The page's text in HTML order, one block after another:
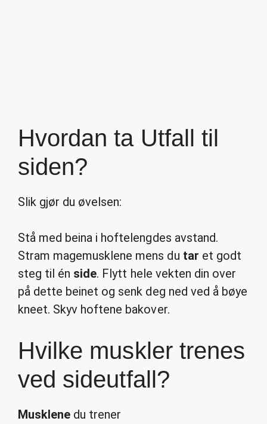
Hvordan ta Utfall til
siden?
Slik gjør du øvelsen:
Stå med beina i hoftelengdes avstand.
Stram magemusklene mens du tar et godt
steg til én side. Flytt hele vekten din over
på dette beinet og senk deg ned ved å bøye
kneet. Skyv hoftene bakover.
Hvilke muskler trenes
ved sideutfall?
Musklene du trener